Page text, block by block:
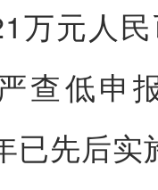
万元人
查低申
已先后实